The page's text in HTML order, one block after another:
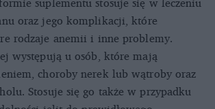
oraz jego komplikacji, które
rodzaje anemii i inne problemy.
występują u osób, które mają
choroby nerek lub wątroby oraz
Stosuje się go także w przypadku